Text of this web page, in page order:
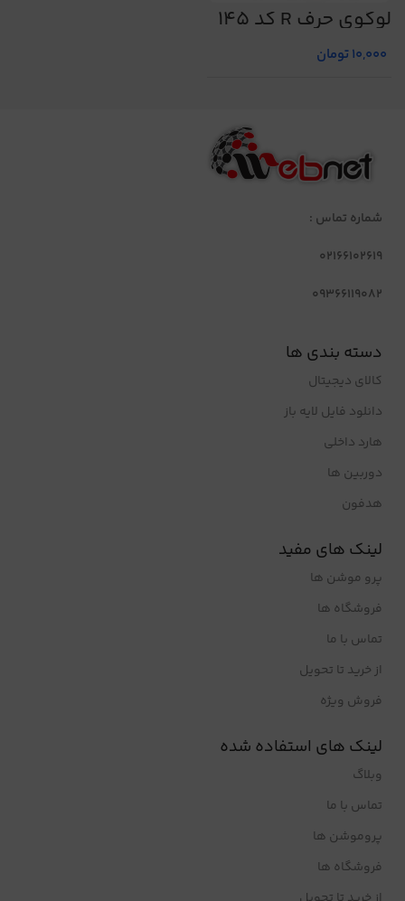
لوگوی حرف R کد 145
10,000تومان
شماره تماس :
02166102619
09366119082
دسته بندی ها
کالای دیجیتال
دانلود فایل لایه باز
هارد داخلی
دوربین ها
هدفون
لینک های مفید
پرو موشن ها
فروشگاه ها
تماس با ما
از خرید تا تحویل
فروش ویژه
لینک های استفاده شده
وبلاگ
تماس با ما
پروموشن ها
فروشگاه ها